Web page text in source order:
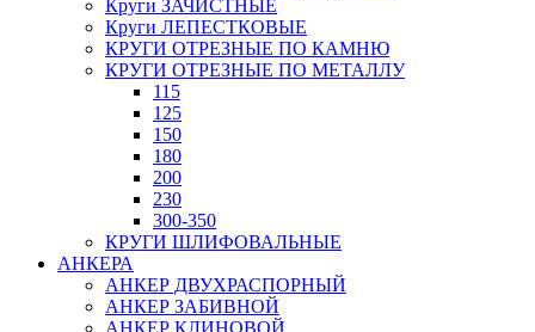
Круги ЗАЧИСТНЫЕ
Круги ЛЕПЕСТКОВЫЕ
КРУГИ ОТРЕЗНЫЕ ПО КАМНЮ
КРУГИ ОТРЕЗНЫЕ ПО МЕТАЛЛУ
115
125
150
180
200
230
300-350
КРУГИ ШЛИФОВАЛЬНЫЕ
АНКЕРА
АНКЕР ДВУХРАСПОРНЫЙ
АНКЕР ЗАБИВНОЙ
АНКЕР КЛИНОВОЙ